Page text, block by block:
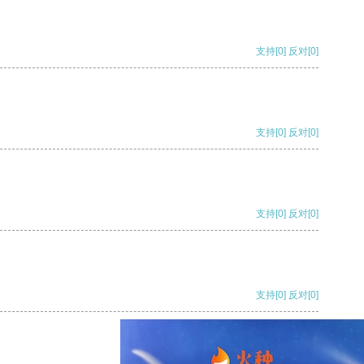
支持[0] 反对[0]
支持[0] 反对[0]
支持[0] 反对[0]
支持[0] 反对[0]